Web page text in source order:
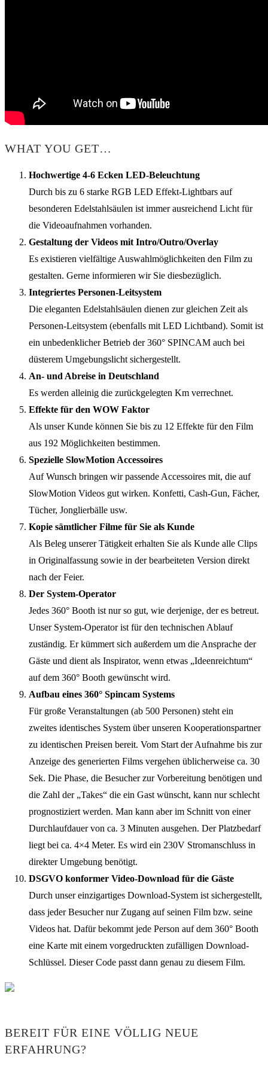
WHAT YOU GET…
Hochwertige 4-6 Ecken LED-Beleuchtung
Durch bis zu 6 starke RGB LED Effekt-Lightbars auf
besonderen Edelstahlsäulen ist immer ausreichend Licht für
die Videoaufnahmen vorhanden.
Gestaltung der Videos mit Intro/Outro/Overlay
Es existieren vielfältige Auswahlmöglichkeiten den Film zu
gestalten. Gerne informieren wir Sie diesbezüglich.
Integriertes Personen-Leitsystem
Die eleganten Edelstahlsäulen dienen zur gleichen Zeit als
Personen-Leitsystem (ebenfalls mit LED Lichtband). Somit ist
ein unbedenklicher Betrieb der 360° SPINCAM auch bei
düsterem Umgebungslicht sichergestellt.
An- und Abreise in Deutschland
Es werden alleinig die zurückgelegten Km verrechnet.
Effekte für den WOW Faktor
Als unser Kunde können Sie bis zu 12 Effekte für den Film
aus 192 Möglichkeiten bestimmen.
Spezielle SlowMotion Accessoires
Auf Wunsch bringen wir passende Accessoires mit, die auf
SlowMotion Videos gut wirken. Konfetti, Cash-Gun, Fächer,
Tücher, Jonglierbälle usw.
Kopie sämtlicher Filme für Sie als Kunde
Als Beleg unserer Tätigkeit erhalten Sie als Kunde alle Clips
in Originalfassung sowie in der bearbeiteten Version direkt
nach der Feier.
Der System-Operator
Jedes 360° Booth ist nur so gut, wie derjenige, der es betreut.
Unser System-Operator ist für den technischen Ablauf
zuständig. Er kümmert sich außerdem um die Ansprache der
Gäste und dient als Inspirator, wenn etwas „Ideenreichtum“
auf dem 360° Booth gewünscht wird.
Aufbau eines 360° Spincam Systems
Für große Veranstaltungen (ab 500 Personen) steht ein
zweites identisches System über unseren Kooperationspartner
zu identischen Preisen bereit. Vom Start der Aufnahme bis zur
Anzeige des generierten Films vergehen üblicherweise ca. 30
Sek. Die Phase, die Besucher zur Vorbereitung benötigen und
die Zahl der „Takes“ die ein Gast wünscht, kann nur schlecht
prognostiziert werden. Man kann aber im Schnitt von einer
Durchlaufdauer von ca. 3 Minuten ausgehen. Der Platzbedarf
liegt bei ca. 4×4 Meter. Es wird ein 230V Stromanschluss in
direkter Umgebung benötigt.
DSGVO konformer Video-Download für die Gäste
Durch unser einzigartiges Download-System ist sichergestellt,
dass jeder Besucher nur Zugang auf seinen Film bzw. seine
Videos hat. Dafür bekommt jede Person auf dem 360° Booth
eine Karte mit einem vorgedruckten zufälligen Download-
Schlüssel. Dieser Code passt dann genau zu diesem Film.
BEREIT FÜR EINE VÖLLIG NEUE
ERFAHRUNG?